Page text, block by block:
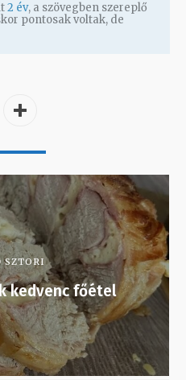
2 év, a szövegben szereplő
pontosak voltak, de
SZTORI
kedvenc főétel